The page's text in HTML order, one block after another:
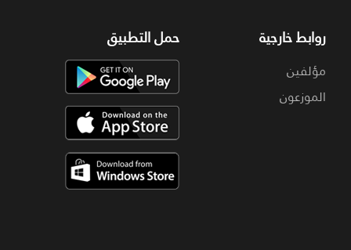
روابط خارجية
مؤلفين
الموزعون
حمل التطبيق